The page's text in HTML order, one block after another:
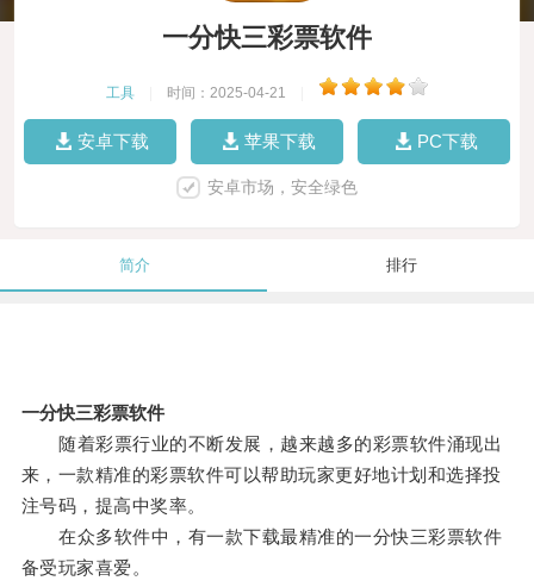
一分快三彩票软件
工具 时间：2025-04-21
安卓下载 苹果下载 PC下载
安卓市场，安全绿色
简介 排行
一分快三彩票软件
随着彩票行业的不断发展，越来越多的彩票软件涌现出
来，一款精准的彩票软件可以帮助玩家更好地计划和选择投
注号码，提高中奖率。
在众多软件中，有一款下载最精准的一分快三彩票软件
备受玩家喜爱。